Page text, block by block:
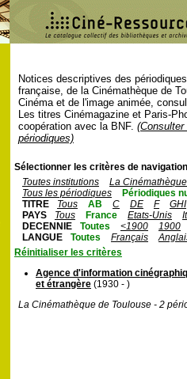
Notices descriptives des
française, de la Cinémathèque de
Cinéma et de l'image animée,
Les titres Cinémagazine et Paris-
coopération avec la BNF.
périodiques)
Sélectionner les critères de
Toutes institutions
La
Tous les périodiques
Périodiques
TITRE
Tous AB C DE F
GHI
PAYS
Tous France Etats-Unis
DECENNIE
Toutes <1900
1900
LANGUE
Toutes Français
Réinitialiser les critères
Agence d'information
et étrangère (1930 - )
La Cinémathèque de Toulouse - 2